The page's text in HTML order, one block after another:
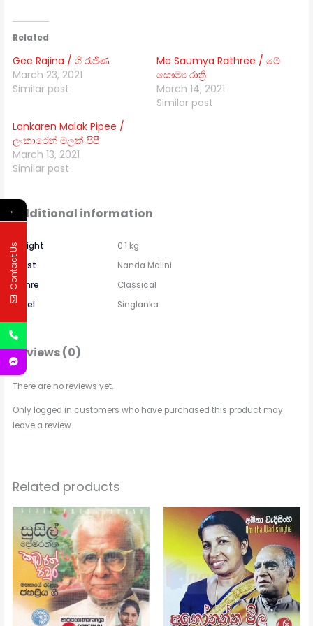
Related
Gee Rajina / ගී රැජිණ
March 23, 2021
Similar post
Me Saumya Rathree / මේ
සෞම්‍ය රාත්‍රී
March 14, 2021
Similar post
Lankaren Malak Pipee /
ලංකාරෙන් මලක් පිපී
March 13, 2021
Similar post
Additional information
Weight
0.1 kg
Artist
Nanda Malini
Genre
Classical
Label
Singlanka
Reviews (0)
There are no reviews yet.
Only logged in customers who have purchased this product may
leave a review.
Related products
←
Contact Us